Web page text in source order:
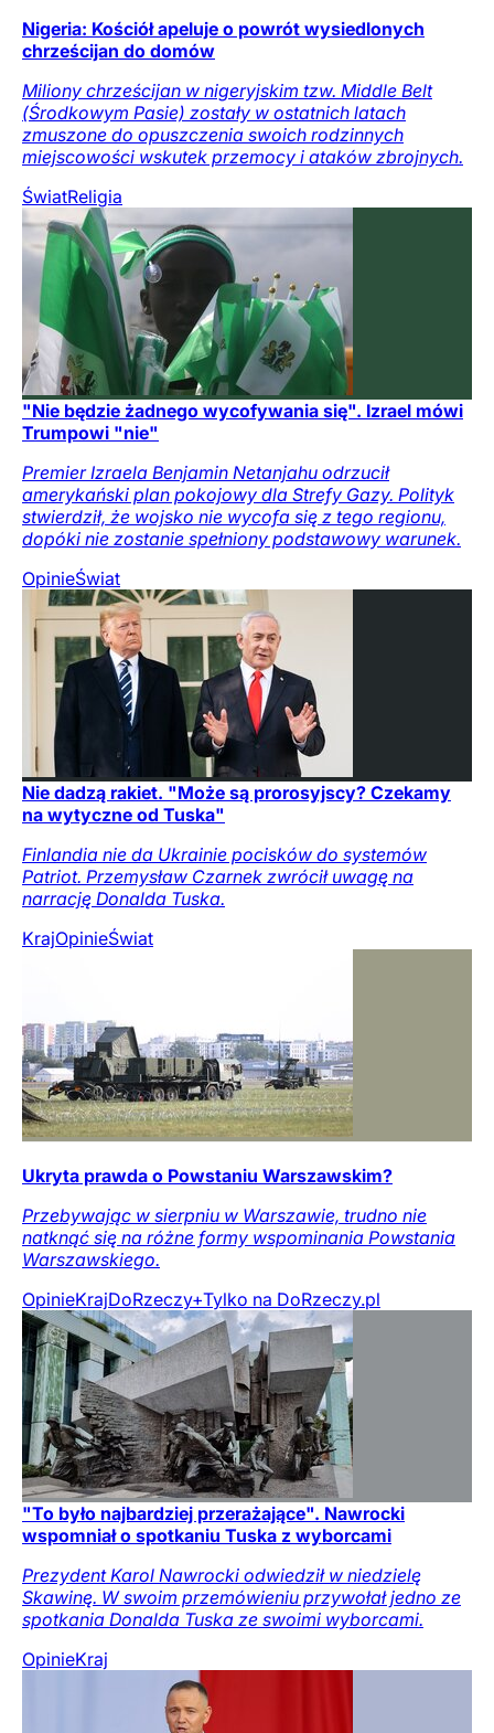
Nigeria: Kościół apeluje o powrót wysiedlonych
chrześcijan do domów
Miliony chrześcijan w nigeryjskim tzw. Middle Belt
(Środkowym Pasie) zostały w ostatnich latach
zmuszone do opuszczenia swoich rodzinnych
miejscowości wskutek przemocy i ataków zbrojnych.
ŚwiatReligia
"Nie będzie żadnego wycofywania się". Izrael mówi
Trumpowi "nie"
Premier Izraela Benjamin Netanjahu odrzucił
amerykański plan pokojowy dla Strefy Gazy. Polityk
stwierdził, że wojsko nie wycofa się z tego regionu,
dopóki nie zostanie spełniony podstawowy warunek.
OpinieŚwiat
Nie dadzą rakiet. "Może są prorosyjscy? Czekamy
na wytyczne od Tuska"
Finlandia nie da Ukrainie pocisków do systemów
Patriot. Przemysław Czarnek zwrócił uwagę na
narrację Donalda Tuska.
KrajOpinieŚwiat
Ukryta prawda o Powstaniu Warszawskim?
Przebywając w sierpniu w Warszawie, trudno nie
natknąć się na różne formy wspominania Powstania
Warszawskiego.
OpinieKrajDoRzeczy+Tylko na DoRzeczy.pl
"To było najbardziej przerażające". Nawrocki
wspomniał o spotkaniu Tuska z wyborcami
Prezydent Karol Nawrocki odwiedził w niedzielę
Skawinę. W swoim przemówieniu przywołał jedno ze
spotkania Donalda Tuska ze swoimi wyborcami.
OpinieKraj